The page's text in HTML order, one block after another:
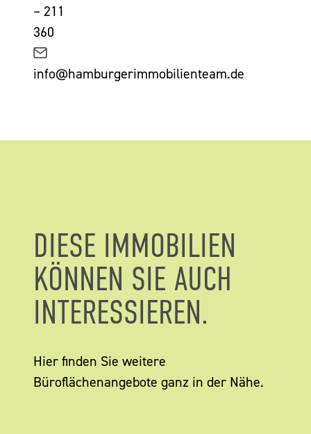
– 211
360
info@hamburgerimmobilienteam.de
DIESE IMMOBILIEN
KÖNNEN SIE AUCH
INTERESSIEREN.
Hier finden Sie weitere
Büroflächenangebote ganz in der Nähe.